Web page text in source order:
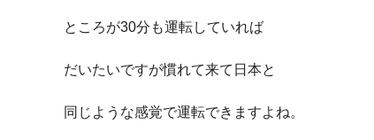
ところが30分も運転していれば
だいたいですが慣れて来て日本と
同じような感覚で運転できますよね。